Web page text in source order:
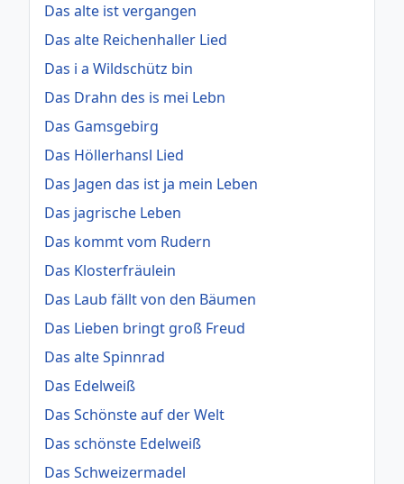
Das alte ist vergangen
Das alte Reichenhaller Lied
Das i a Wildschütz bin
Das Drahn des is mei Lebn
Das Gamsgebirg
Das Höllerhansl Lied
Das Jagen das ist ja mein Leben
Das jagrische Leben
Das kommt vom Rudern
Das Klosterfräulein
Das Laub fällt von den Bäumen
Das Lieben bringt groß Freud
Das alte Spinnrad
Das Edelweiß
Das Schönste auf der Welt
Das schönste Edelweiß
Das Schweizermadel